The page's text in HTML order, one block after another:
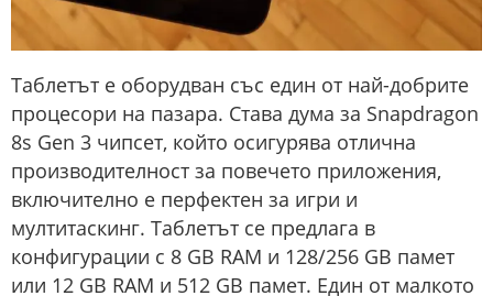
Таблетът е оборудван със един от най-добрите
процесори на пазара. Става дума за Snapdragon
8s Gen 3 чипсет, който осигурява отлична
производителност за повечето приложения,
включително е перфектен за игри и
мултитаскинг. Таблетът се предлага в
конфигурации с 8 GB RAM и 128/256 GB памет
или 12 GB RAM и 512 GB памет. Един от малкото